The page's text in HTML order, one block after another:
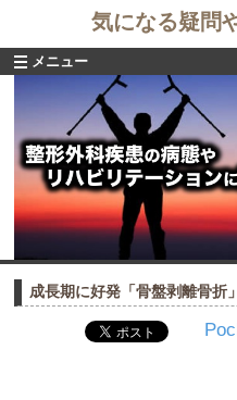
気になる疑問
メニュー
成長期に好発「骨盤剥離骨折